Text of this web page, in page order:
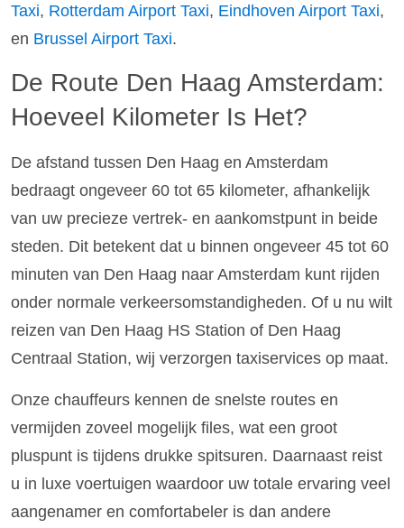
Taxi, Rotterdam Airport Taxi, Eindhoven Airport Taxi,
en Brussel Airport Taxi.
De Route Den Haag Amsterdam:
Hoeveel Kilometer Is Het?
De afstand tussen Den Haag en Amsterdam
bedraagt ongeveer 60 tot 65 kilometer, afhankelijk
van uw precieze vertrek- en aankomstpunt in beide
steden. Dit betekent dat u binnen ongeveer 45 tot 60
minuten van Den Haag naar Amsterdam kunt rijden
onder normale verkeersomstandigheden. Of u nu wilt
reizen van Den Haag HS Station of Den Haag
Centraal Station, wij verzorgen taxiservices op maat.
Onze chauffeurs kennen de snelste routes en
vermijden zoveel mogelijk files, wat een groot
pluspunt is tijdens drukke spitsuren. Daarnaast reist
u in luxe voertuigen waardoor uw totale ervaring veel
aangenamer en comfortabeler is dan andere